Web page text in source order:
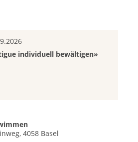
individuell bewältigen»
4058 Basel